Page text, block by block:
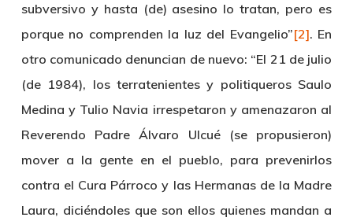
subversivo y hasta (de) asesino lo tratan, pero es
porque no comprenden la luz del Evangelio”[2]. En
otro comunicado denuncian de nuevo: “El 21 de julio
(de 1984), los terratenientes y politiqueros Saulo
Medina y Tulio Navia irrespetaron y amenazaron al
Reverendo Padre Álvaro Ulcué(se propusieron)
mover a la gente en el pueblo, para prevenirlos
contra el Cura Párroco y las Hermanas de la Madre
Laura, diciéndoles que son ellos quienes mandan a